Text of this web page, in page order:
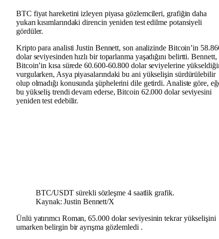
BTC fiyat hareketini izleyen piyasa gözlemcileri, grafiğin daha
yukarı kısımlarındaki direncin yeniden test edilme potansiyeli
gördüler.
Kripto para analisti Justin Bennett, son analizinde Bitcoin’in
dolar seviyesinden hızlı bir toparlanma yaşadığını belirtti. Bennett,
Bitcoin’in kısa sürede 60.600-60.800 dolar seviyelerine
vurgularken, Asya piyasalarındaki bu ani yükselişin sürdürülebilir
olup olmadığı konusunda şüphelerini dile getirdi. Analiste göre,
bu yükseliş trendi devam ederse, Bitcoin 62.000 dolar seviyesini
yeniden test edebilir.
BTC/USDT sürekli sözleşme 4 saatlik grafik.
Kaynak: Justin Bennett/X
Ünlü yatırımcı Roman, 65.000 dolar seviyesinin tekrar yükselişini
umarken belirgin bir ayrışma gözlemledi .